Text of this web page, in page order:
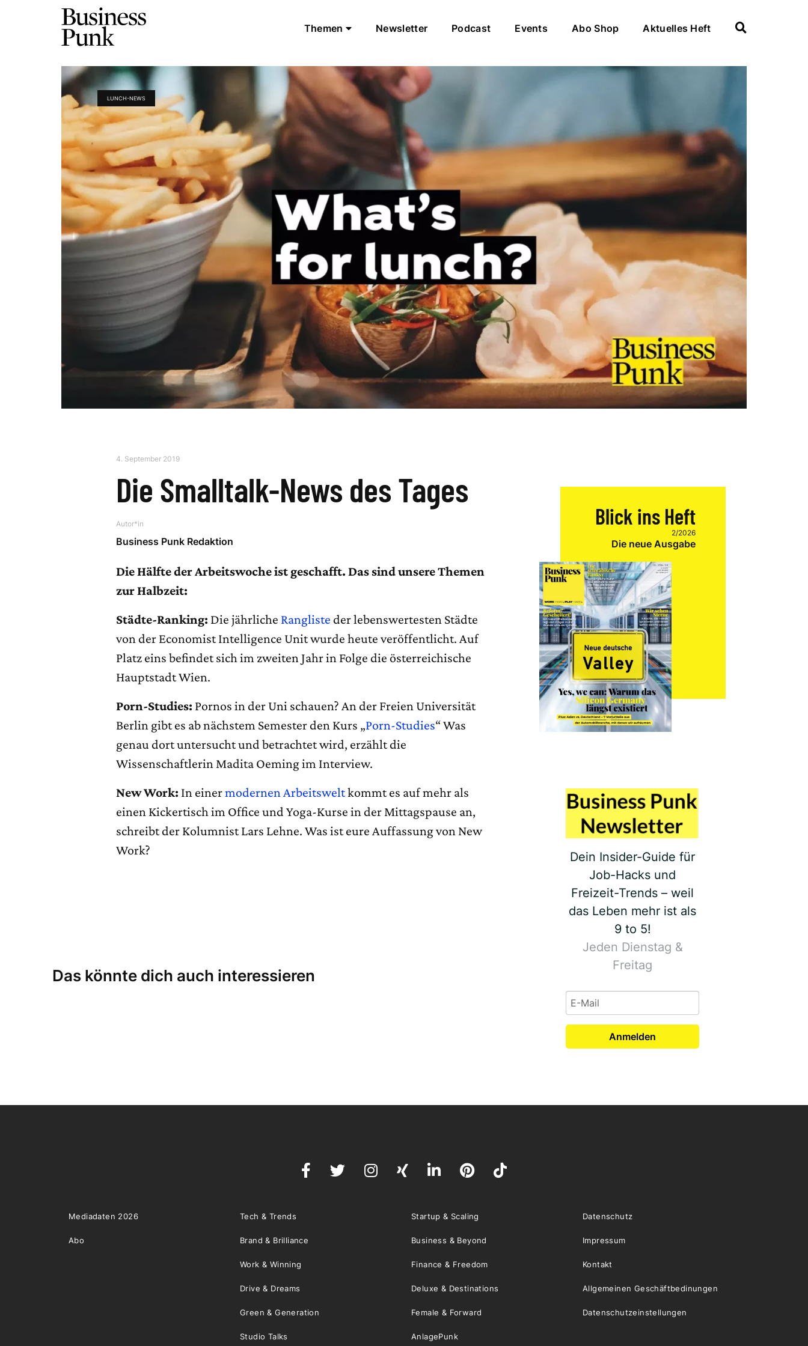
Themen Newsletter Podcast Events Abo Shop Aktuelles Heft
LUNCH-NEWS
4. September 2019
Die Smalltalk-News des Tages
Autor*in
Business Punk Redaktion
Die Hälfte der Arbeitswoche ist geschafft. Das sind unsere Themen
zur Halbzeit:
Städte-Ranking: Die jährliche Rangliste der lebenswertesten Städte
von der Economist Intelligence Unit wurde heute veröffentlicht. Auf
Platz eins befindet sich im zweiten Jahr in Folge die österreichische
Hauptstadt Wien.
Porn-Studies: Pornos in der Uni schauen? An der Freien Universität
Berlin gibt es ab nächstem Semester den Kurs „Porn-Studies“ Was
genau dort untersucht und betrachtet wird, erzählt die
Wissenschaftlerin Madita Oeming im Interview.
New Work: In einermodernen Arbeitsweltkommt es auf mehr als
einen Kickertisch im Office und Yoga-Kurse in der Mittagspause an,
schreibt der Kolumnist Lars Lehne. Was ist eure Auffassung von New
Work?
Das könnte dich auch interessieren
Blick ins Heft
2/2026
Die neue Ausgabe
Dein Insider-Guide für
Job-Hacks und
Freizeit-Trends – weil
das Leben mehr ist als
9 to 5!
Jeden Dienstag &
Freitag
Anmelden
Mediadaten 2026
Abo
Tech & Trends Startup & Scaling
Brand & Brilliance Business & Beyond
Work & Winning Finance & Freedom
Drive & Dreams Deluxe & Destinations
Green & Generation Female & Forward
Studio Talks AnlagePunk
Datenschutz
Impressum
Kontakt
Allgemeinen Geschäftbedinungen
Datenschutzeinstellungen